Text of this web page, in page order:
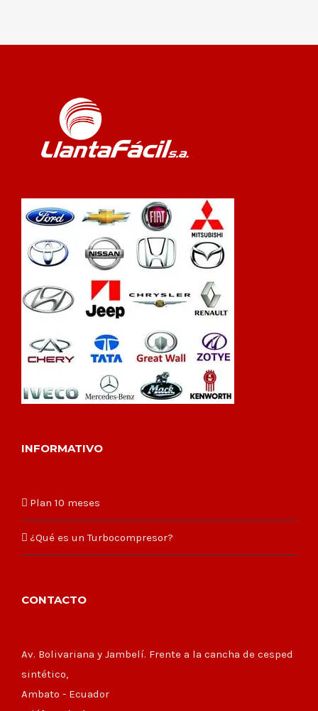
INFORMATIVO
Plan 10 meses
¿Qué es un Turbocompresor?
CONTACTO
Av. Bolivariana y Jambelí. Frente a la cancha de cesped
sintético,
Ambato - Ecuador